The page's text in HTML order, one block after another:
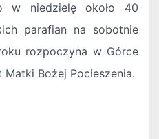
w niedzielę około 40
parafian na sobotnie
rozpoczyna w Górce
Bożej Pocieszenia.